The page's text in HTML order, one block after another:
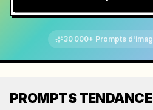
30 000+ Prompts
PROMPTS TENDANCE